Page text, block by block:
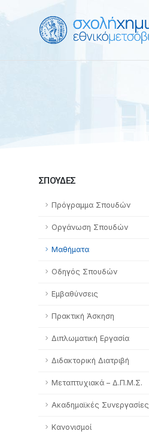
ΣΠΟΥΔΈΣ
Πρόγραμμα Σπουδών
Οργάνωση Σπουδών
Μαθήματα
Οδηγός Σπουδών
Εμβαθύνσεις
Πρακτική Άσκηση
Διπλωματική Εργασία
Διδακτορική Διατριβή
Μεταπτυχιακά – Δ.Π.Μ.Σ.
Ακαδημαϊκές Συνεργασίες
Κανονισμοί